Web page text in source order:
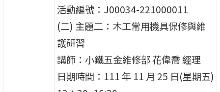
活動編號：J00034-221000011
(二) 主題二：木工常用機具保修與維
護研習
講師：小鐵五金維修部 花偉喬 經理
日期時間：111 年 11 月 25 日(星期五)